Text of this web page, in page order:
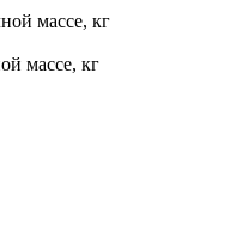
массе, кг
массе, кг